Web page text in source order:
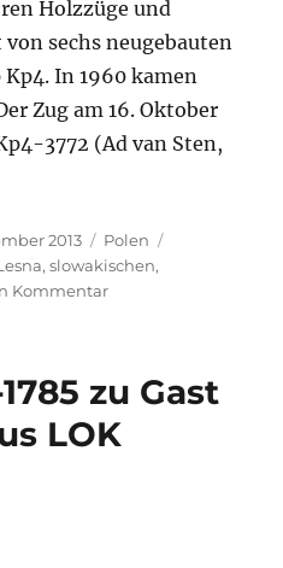
Holzzüge und
sechs neugebauten
In 1960 kamen
Zug am 16. Oktober
3772 (Ad van Sten,
2013 Kategorien
Polen
,slowakischen,
Kommentarzu
Cisna
Südost-
zu Gast
LOK